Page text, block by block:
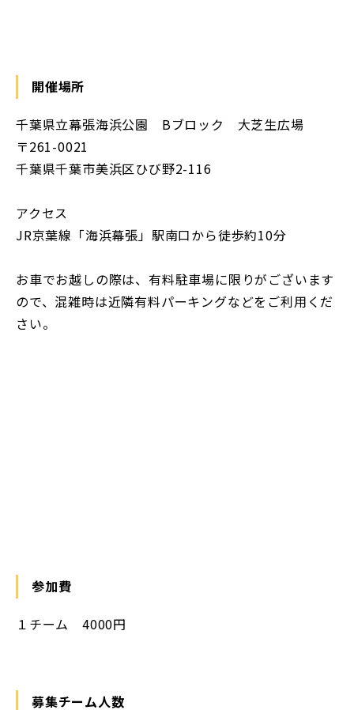
開催場所
千葉県立幕張海浜公園 Bブロック 大芝生広場
〒261-0021
千葉県千葉市美浜区ひび野2-116
アクセス
JR京葉線「海浜幕張」駅南口から徒歩約10分
お車でお越しの際は、有料駐車場に限りがございます
ので、混雑時は近隣有料パーキングなどをご利用くだ
さい。
参加費
１チーム 4000円
募集チーム人数